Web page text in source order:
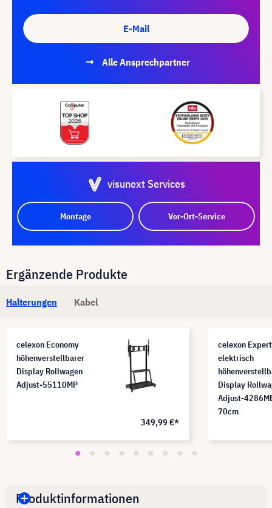
E-Mail
Alle Ansprechpartner
visunext Services
Montage Vor-Ort-Service
Ergänzende Produkte
Halterungen Kabel
celexon Economy
höhenverstellbarer
Display Rollwagen
Adjust-55110MP
349,99 €*
celexon Expert
elektrisch
Display
Adjust-
70cm
Produktinformationen